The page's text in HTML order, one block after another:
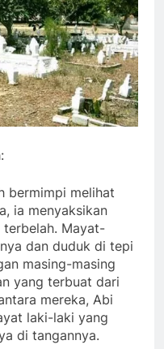
bermimpi melihat
ia menyaksikan
terbelah. Mayat-
dan duduk di tepi
masing-masing
yang terbuat dari
mereka, Abi
laki-laki yang
di tangannya.